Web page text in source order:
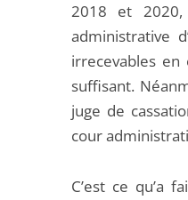
2018 et
administrative
irrecevables en
suffisant.
juge de
cour
C’est ce qu’a